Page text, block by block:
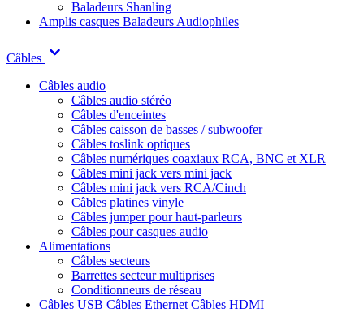
Baladeurs Shanling
Amplis casques Baladeurs Audiophiles
Câbles
Câbles audio
Câbles audio stéréo
Câbles d'enceintes
Câbles caisson de basses / subwoofer
Câbles toslink optiques
Câbles numériques coaxiaux RCA, BNC et XLR
Câbles mini jack vers mini jack
Câbles mini jack vers RCA/Cinch
Câbles platines vinyle
Câbles jumper pour haut-parleurs
Câbles pour casques audio
Alimentations
Câbles secteurs
Barrettes secteur multiprises
Conditionneurs de réseau
Câbles USB Câbles Ethernet Câbles HDMI